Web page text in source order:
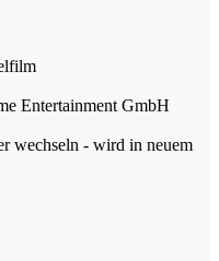
Entertainment GmbH
wechseln - wird in neuem